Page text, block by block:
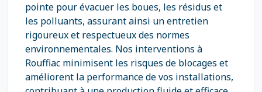
pointe pour évacuer les boues, les résidus et
les polluants, assurant ainsi un entretien
rigoureux et respectueux des normes
environnementales. Nos interventions à
Rouffiac minimisent les risques de blocages et
améliorent la performance de vos installations,